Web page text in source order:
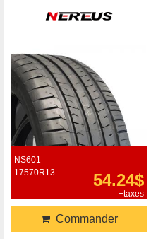
NS601
17570R13
54.24$
+taxes
Commander